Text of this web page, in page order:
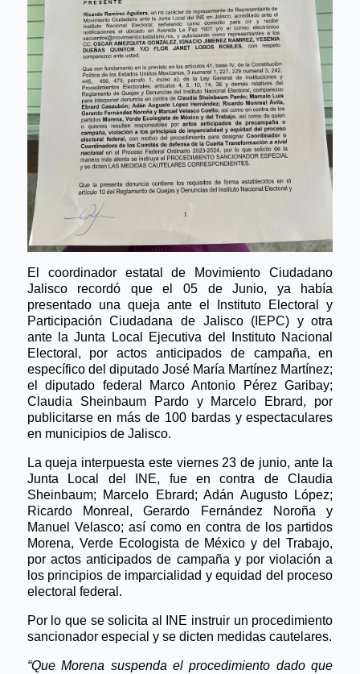
El coordinador estatal de Movimiento Ciudadano
Jalisco recordó que el 05 de Junio, ya había
presentado una queja ante el Instituto Electoral y
Participación Ciudadana de Jalisco (IEPC) y otra
ante la Junta Local Ejecutiva del Instituto Nacional
Electoral, por actos anticipados de campaña, en
específico del diputado José María Martínez Martínez;
el diputado federal Marco Antonio Pérez Garibay;
Claudia Sheinbaum Pardo y Marcelo Ebrard, por
publicitarse en más de 100 bardas y espectaculares
en municipios de Jalisco.
La queja interpuesta este viernes 23 de junio, ante la
Junta Local del INE, fue
en contra de Claudia
Sheinbaum; Marcelo Ebrard; Adán Augusto López;
Ricardo Monreal, Gerardo Fernández Noroña y
Manuel Velasco; así como en contra de los partidos
Morena, Verde Ecologista de México y del Trabajo,
por actos anticipados de campaña y por violación a
los principios de imparcialidad y equidad del proceso
electoral federal .
Por lo que se solicita al INE instruir un procedimiento
sancionador especial y se dicten medidas cautelares.
“Que Morena suspenda el procedimiento dado que